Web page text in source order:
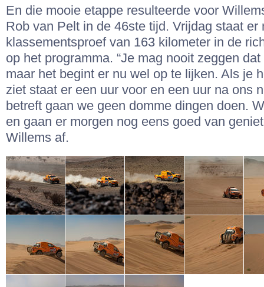
En die mooie etappe resulteerde voor
Rob van Pelt in de 46ste tijd. Vrijdag staat er
klassementsproef van 163 kilometer in de
op het programma. “Je mag nooit zeggen
maar het begint er nu wel op te lijken. Als je
ziet staat er een uur voor en een uur na ons
betreft gaan we geen domme dingen doen.
en gaan er morgen nog eens goed van
Willems af.